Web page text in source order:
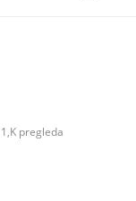
1,K pregleda